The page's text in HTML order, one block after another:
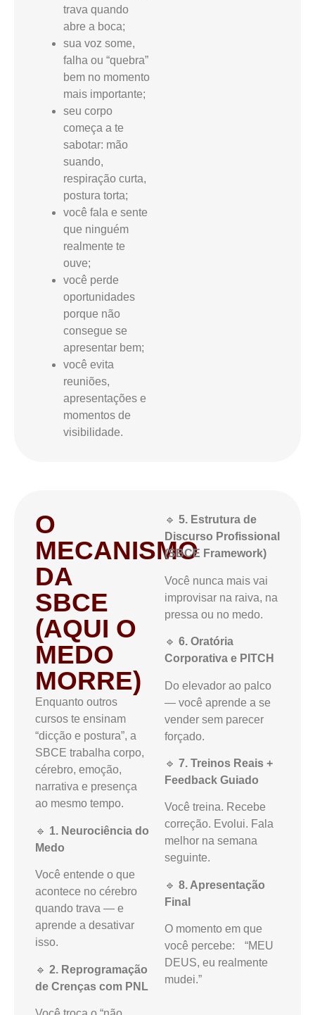
trava quando
abre a boca;
sua voz some,
falha ou “quebra”
bem no momento
mais importante;
seu corpo
começa a te
sabotar: mão
suando,
respiração curta,
postura torta;
você fala e sente
que ninguém
realmente te
ouve;
você perde
oportunidades
porque não
consegue se
apresentar bem;
você evita
reuniões,
apresentações e
momentos de
visibilidade.
O
MECANISMO
DA
SBCE
(AQUI O
MEDO
MORRE)
Enquanto outros
cursos te ensinam
“dicção e postura”, a
SBCE trabalha corpo,
cérebro, emoção,
narrativa e presença
ao mesmo tempo.
🔹 1. Neurociência do
Medo
Você entende o que
acontece no cérebro
quando trava — e
aprende a desativar
isso.
🔹 2. Reprogramação
de Crenças com PNL
🔹 5. Estrutura de
Discurso Profissional
(SBCE Framework)
Você nunca mais vai
improvisar na raiva, na
pressa ou no medo.
🔹 6. Oratória
Corporativa e PITCH
Do elevador ao palco
— você aprende a se
vender sem parecer
forçado.
🔹 7. Treinos Reais +
Feedback Guiado
Você treina. Recebe
correção. Evolui. Fala
melhor na semana
seguinte.
🔹 8. Apresentação
Final
O momento em que
você percebe: “MEU
DEUS, eu realmente
mudei.”